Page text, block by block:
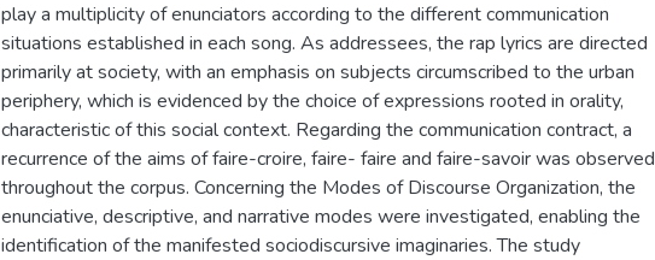
play a multiplicity of enunciators according to the different communication
situations established in each song. As addressees, the rap lyrics are directed
primarily at society, with an emphasis on subjects circumscribed to the urban
periphery, which is evidenced by the choice of expressions rooted in orality,
characteristic of this social context. Regarding the communication contract, a
recurrence of the aims of faire-croire, faire- faire and faire-savoir was observed
throughout the corpus. Concerning the Modes of Discourse Organization, the
enunciative, descriptive, and narrative modes were investigated, enabling the
identification of the manifested sociodiscursive imaginaries. The study